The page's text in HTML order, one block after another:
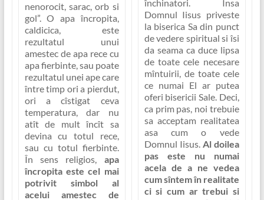
nenorocit, sarac, orb si
gol”. O apa încropita,
caldicica, este
rezultatul unui
amestec de apa rece cu
apa fierbinte, sau poate
rezultatul unei ape care
între timp ori a pierdut,
ori a cîstigat ceva
temperatura, dar nu
atît de mult încît sa
devina cu totul rece,
sau cu totul fierbinte.
În sens religios, apa
încropita este cel mai
potrivit simbol al
acelui amestec de
închinatori. Însa
Domnul Iisus priveste
la biserica Sa din punct
de vedere spiritual si îsi
da seama ca duce lipsa
de toate cele necesare
mîntuirii, de toate cele
ce numai El ar putea
oferi bisericii Sale. Deci,
ca prim pas, noi trebuie
sa acceptam realitatea
asa cum o vede
Domnul Iisus. Al doilea
pas este nu numai
acela de a ne vedea
cum sîntem în realitate
ci si cum ar trebui si